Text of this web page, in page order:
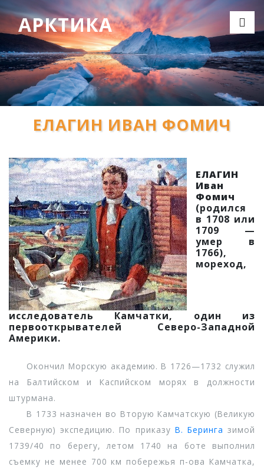
АРКТИКА
ЕЛАГИН ИВАН ФОМИЧ
ЕЛАГИН
Иван
Фомич
(родился
в 1708 или
1709 —
умер в
1766),
мореход,
исследователь Камчатки, один из
первооткрывателей Северо-Западной
Америки.
Окончил Морскую академию. В 1726—1732 служил
на Балтийском и Каспийском морях в должности
штурмана.
В 1733 назначен во Вторую Камчатскую (Великую
Северную) экспедицию. По приказу В. Беринга зимой
1739/40 по берегу, летом 1740 на боте выполнил
съемку не менее 700 км побережья п-ова Камчатка,